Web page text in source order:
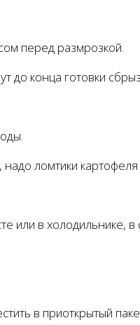
перед размрозкой.
до конца готовки
ломтики
или в холодильнике,
в приоткрытый